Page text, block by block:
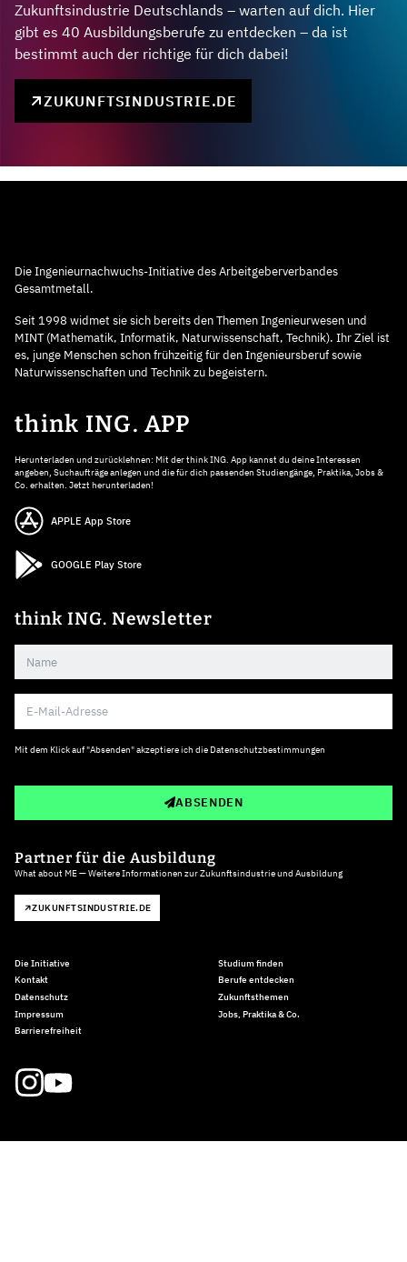
Zukunftsindustrie Deutschlands – warten auf dich. Hier
gibt es 40 Ausbildungsberufe zu entdecken – da ist
bestimmt auch der richtige für dich dabei!
ZUKUNFTSINDUSTRIE.DE
Die Ingenieurnachwuchs-Initiative des Arbeitgeberverbandes
Gesamtmetall.
Seit 1998 widmet sie sich bereits den Themen Ingenieurwesen und
MINT (Mathematik, Informatik, Naturwissenschaft, Technik). Ihr Ziel ist
es, junge Menschen schon frühzeitig für den Ingenieursberuf sowie
Naturwissenschaften und Technik zu begeistern.
think ING. APP
Herunterladen und zurücklehnen: Mit der think ING. App kannst du deine Interessen
angeben, Suchaufträge anlegen und die für dich passenden Studiengänge, Praktika, Jobs &
Co. erhalten. Jetzt herunterladen!
APPLE App Store
GOOGLE Play Store
think ING. Newsletter
Mit dem Klick auf "Absenden" akzeptiere ich die Datenschutzbestimmungen
ABSENDEN
Partner für die Ausbildung
What about ME — Weitere Informationen zur Zukunftsindustrie und Ausbildung
ZUKUNFTSINDUSTRIE.DE
Die Initiative
Kontakt
Datenschutz
Impressum
Barrierefreiheit
Studium finden
Berufe entdecken
Zukunftsthemen
Jobs, Praktika & Co.